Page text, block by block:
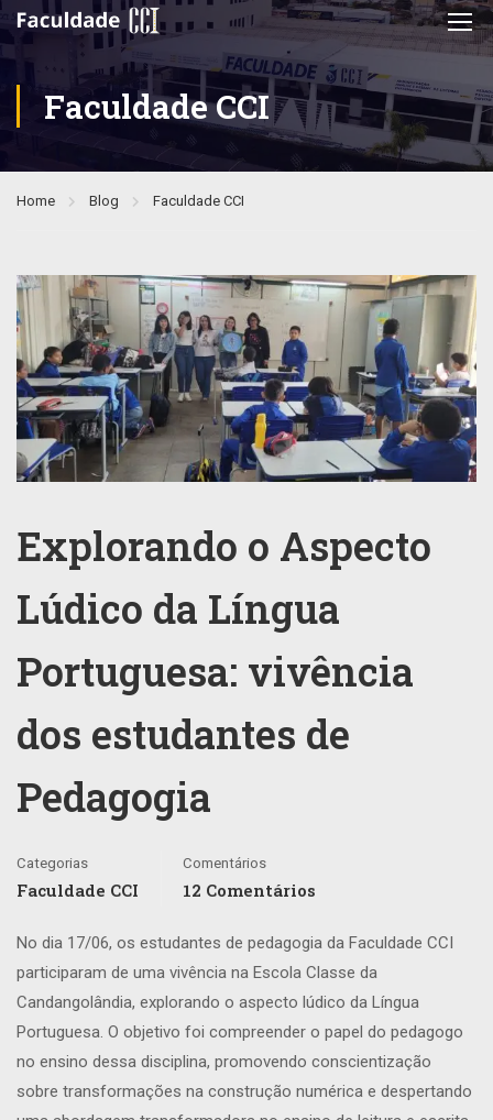
Faculdade CCI
Home Blog Faculdade CCI
Explorando o Aspecto
Lúdico da Língua
Portuguesa: vivência
dos estudantes de
Pedagogia
Categorias
Faculdade CCI
Comentários
12 Comentários
No dia 17/06, os estudantes de pedagogia da Faculdade CCI
participaram de uma vivência na Escola Classe da
Candangolândia, explorando o aspecto lúdico da Língua
Portuguesa. O objetivo foi compreender o papel do pedagogo
no ensino dessa disciplina, promovendo conscientização
sobre transformações na construção numérica e despertando